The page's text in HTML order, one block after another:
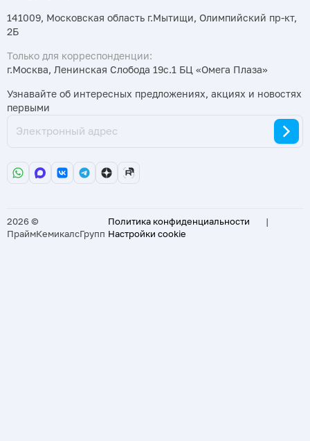
141009, Московская область г.Мытищи, Олимпийский пр-кт,
2Б
Только для корреспонденции:
г.Москва, Ленинская Слобода 19с.1 БЦ «Омега Плаза»
Узнавайте об интересных предложениях, акциях и новостях
первыми
2026 ©
ПраймКемикалсГрупп
Политика конфиденциальности
|
Настройки cookie